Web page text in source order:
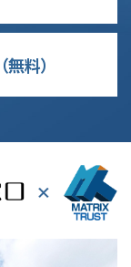
（無料）